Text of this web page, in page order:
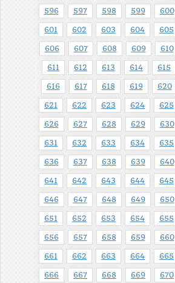
596 597 598 599 600
601 602 603 604 605
606 607 608 609 610
611 612 613 614 615
616 617 618 619 620
621 622 623 624 625
626 627 628 629 630
631 632 633 634 635
636 637 638 639 640
641 642 643 644 645
646 647 648 649 650
651 652 653 654 655
656 657 658 659 660
661 662 663 664 665
666 667 668 669 670